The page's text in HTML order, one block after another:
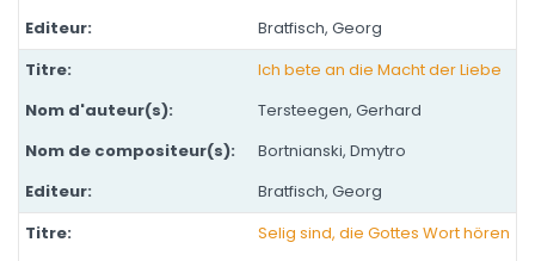
Bratfisch, Georg
Ich bete an die Macht der Liebe
Tersteegen, Gerhard
Bortnianski, Dmytro
Bratfisch, Georg
Selig sind, die Gottes Wort hören